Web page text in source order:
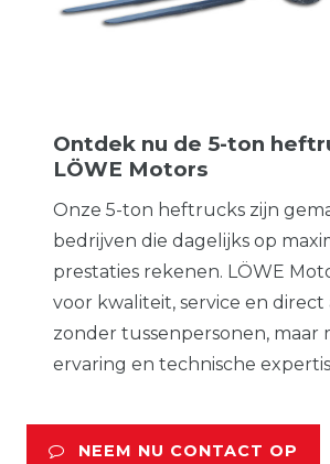
Ontdek nu de 5-ton
LÖWE Motors
Onze 5-ton heftrucks zijn
bedrijven die dagelijks op
prestaties rekenen. LÖWE
voor kwaliteit, service en direct
zonder tussenpersonen, maar
ervaring en technische
NEEM NU CONTACT OP